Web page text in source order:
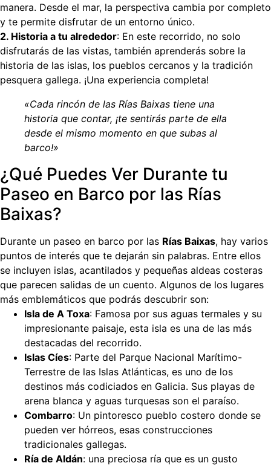
manera. Desde el mar, la perspectiva cambia por completo
y te permite disfrutar de un entorno único.
2. Historia a tu alrededor: En este recorrido, no solo
disfrutarás de las vistas, también aprenderás sobre la
historia de las islas, los pueblos cercanos y la tradición
pesquera gallega. ¡Una experiencia completa!
«Cada rincón de las Rías Baixas tiene una
historia que contar, ¡te sentirás parte de ella
desde el mismo momento en que subas al
barco!»
¿Qué Puedes Ver Durante tu
Paseo en Barco por las Rías
Baixas?
Durante un paseo en barco por las Rías Baixas, hay varios
puntos de interés que te dejarán sin palabras. Entre ellos
se incluyen islas, acantilados y pequeñas aldeas costeras
que parecen salidas de un cuento. Algunos de los lugares
más emblemáticos que podrás descubrir son:
Isla de A Toxa: Famosa por sus aguas termales y su
impresionante paisaje, esta isla es una de las más
destacadas del recorrido.
Islas Cíes: Parte del Parque Nacional Marítimo-
Terrestre de las Islas Atlánticas, es uno de los
destinos más codiciados en Galicia. Sus playas de
arena blanca y aguas turquesas son el paraíso.
Combarro: Un pintoresco pueblo costero donde se
pueden ver hórreos, esas construcciones
tradicionales gallegas.
Ría de Aldán: una preciosa ría que es un gusto